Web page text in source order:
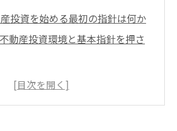
投資を始める最初の指針は何か
動産投資環境と基本指針を押さ
資を始める際の大阪府最新資料活